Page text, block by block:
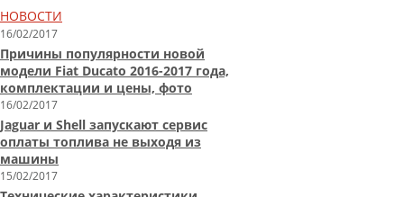
НОВОСТИ
16/02/2017
Причины популярности новой
модели Fiat Ducato 2016-2017 года,
комплектации и цены, фото
16/02/2017
Jaguar и Shell запускают сервис
оплаты топлива не выходя из
машины
15/02/2017